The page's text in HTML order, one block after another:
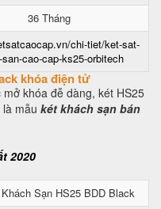
36 Tháng
chi-tiet/ket-sat-
cao-cap-ks25-orbitech
khóa điện tử
khóa đễ dàng, két HS25
mẫu két khách sạn bán
Sạn HS25 BDD Black